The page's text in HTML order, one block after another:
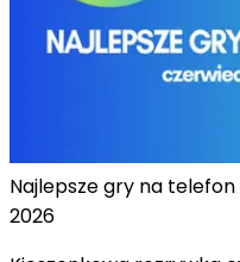
Najlepsze gry na telefon
2026